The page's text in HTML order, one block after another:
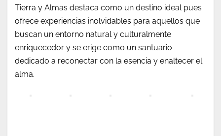
Tierra y Almas destaca como un destino ideal pues
ofrece experiencias inolvidables para aquellos que
buscan un entorno natural y culturalmente
enriquecedor y se erige como un santuario
dedicado a reconectar con la esencia y enaltecer el
alma.